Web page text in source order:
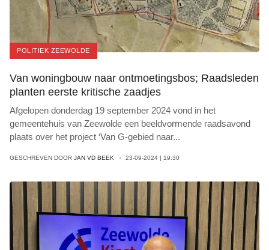
POLITIEK ZEEWOLDE
Van woningbouw naar ontmoetingsbos; Raadsleden
planten eerste kritische zaadjes
Afgelopen donderdag 19 september 2024 vond in het
gemeentehuis van Zeewolde een beeldvormende raadsavond
plaats over het project ‘Van G-gebied naar...
GESCHREVEN DOOR JAN VD BEEK 23-09-2024 | 19:30